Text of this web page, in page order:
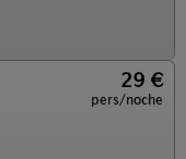
29 €
pers/noche